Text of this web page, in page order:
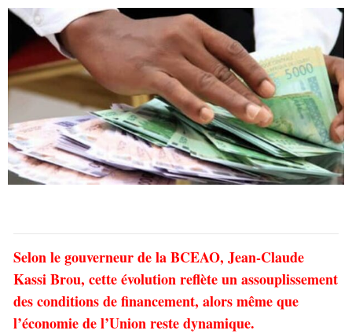
Selon le gouverneur de la BCEAO, Jean-Claude
Kassi Brou, cette évolution reflète un assouplissement
des conditions de financement, alors même que
l’économie de l’Union reste dynamique.